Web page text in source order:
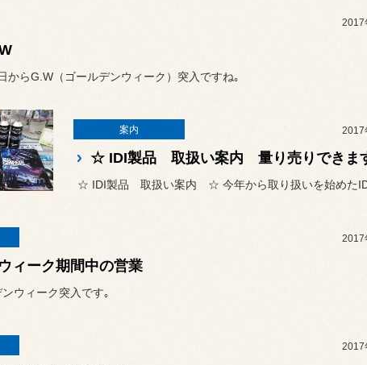
2017
からG.W（ゴールデンウィーク）突入ですね｡
案内 2017
☆ IDI製品 取扱い案内 量り売りできま
☆ IDI製品 取扱い案内 ☆ 今年から取り扱いを始めた
2017
ィーク期間中の営業
ウィーク突入です｡
2017